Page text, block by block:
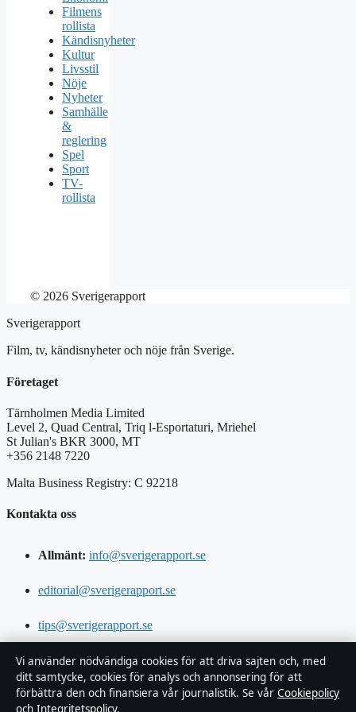
Filmens
rollista
Kändisnyheter
Kultur
Livsstil
Nöje
Nyheter
Samhälle
&
reglering
Spel
Sport
TV-
rollista
© 2026 Sverigerapport
Sverigerapport
Film, tv, kändisnyheter och nöje från Sverige.
Företaget
Tärnholmen Media Limited
Level 2, Quad Central, Triq l-Esportaturi, Mriehel
St Julian's BKR 3000, MT
+356 2148 7220
Malta Business Registry: C 92218
Kontakta oss
Allmänt: info@sverigerapport.se
editorial@sverigerapport.se
tips@sverigerapport.se
press@sverigerapport.se
Om oss
Vi använder nödvändiga cookies för att driva sajten och, med
ditt samtycke, cookies för analys och annonsering för att
förbättra den och finansiera vår journalistik. Se vår Cookiepolicy
och Integritetspolicy.